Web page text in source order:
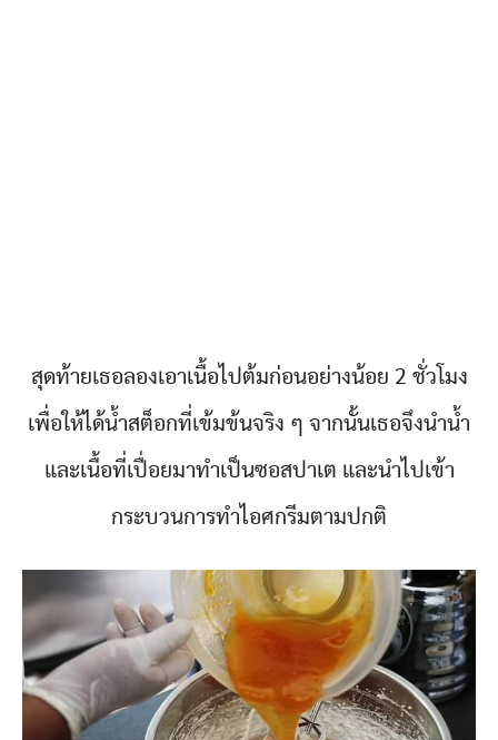
สุดท้ายเธอลองเอาเนื้อไปต้มก่อนอย่างน้อย 2 ชั่วโมง
เพื่อให้ได้น้ำสต็อกที่เข้มข้นจริง ๆ จากนั้นเธอจึงนำน้ำ
และเนื้อที่เปื่อยมาทำเป็นซอสปาเต และนำไปเข้า
กระบวนการทำไอศกรีมตามปกติ